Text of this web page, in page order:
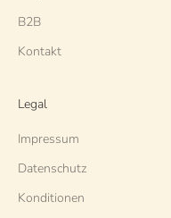
B2B
Kontakt
Legal
Impressum
Datenschutz
Konditionen